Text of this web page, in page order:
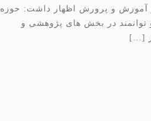
آموزش و پرورش اظهار داشت: حوزه
علمیه با برخورداری از ظرفیت بزرگ و کاملا موثر و توانمند در بخش‎ های پژوهشی و